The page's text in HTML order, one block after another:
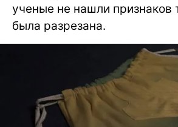
ученые не нашли признаков
была разрезана.